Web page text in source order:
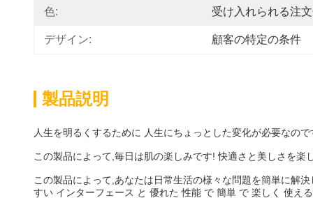
色: 受け入れられる注
デザイン: 顧客の特定の条件
製品説明
人生を明るくするために 人生にちょっとした変化が必要なの
この製品によって,毎日は肌の楽しみです! 快適さと美しさを楽
この製品によって,あなたは日常生活の様々な問題を簡単に解
すい インターフェース と 優れた 性能 で 簡単 で 楽しく 使え